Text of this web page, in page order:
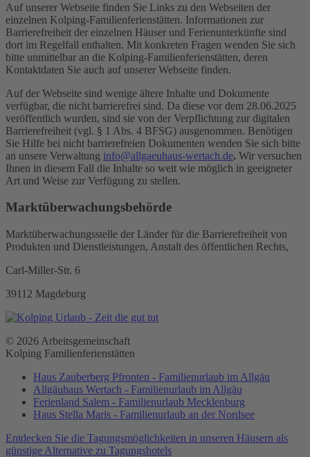
Auf unserer Webseite finden Sie Links zu den Webseiten der
einzelnen Kolping-Familienferienstätten. Informationen zur
Barrierefreiheit der einzelnen Häuser und Ferienunterkünfte sind
dort im Regelfall enthalten. Mit konkreten Fragen wenden Sie sich
bitte unmittelbar an die Kolping-Familienferienstätten, deren
Kontaktdaten Sie auch auf unserer Webseite finden.
Auf der Webseite sind wenige ältere Inhalte und Dokumente
verfügbar, die nicht barrierefrei sind. Da diese vor dem 28.06.2025
veröffentlich wurden, sind sie von der Verpflichtung zur digitalen
Barrierefreiheit (vgl. § 1 Abs. 4 BFSG) ausgenommen. Benötigen
Sie Hilfe bei nicht barrierefreien Dokumenten wenden Sie sich bitte
an unsere Verwaltung info@allgaeuhaus-wertach.de. Wir versuchen
Ihnen in diesem Fall die Inhalte so weit wie möglich in geeigneter
Art und Weise zur Verfügung zu stellen.
Marktüberwachungsbehörde
Marktüberwachungsstelle der Länder für die Barrierefreiheit von
Produkten und Dienstleistungen, Anstalt des öffentlichen Rechts,
Carl-Miller-Str. 6
39112 Magdeburg
© 2026 Arbeitsgemeinschaft
Kolping Familienferienstätten
Haus Zauberberg Pfronten - Familienurlaub im Allgäu
Allgäuhaus Wertach - Familienurlaub im Allgäu
Ferienland Salem - Familienurlaub Mecklenburg
Haus Stella Maris - Familienurlaub an der Nordsee
Entdecken Sie die Tagungsmöglichkeiten in unseren Häusern als
günstige Alternative zu Tagungshotels